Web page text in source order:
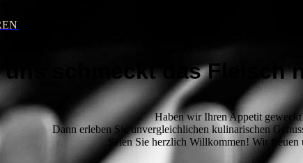
uns schmeckt das Fleisch
Haben wir Ihren Appetit
Dann erleben Sie unvergleichlichen kulinarischen
Seien Sie herzlich Willkommen! Wir freuen